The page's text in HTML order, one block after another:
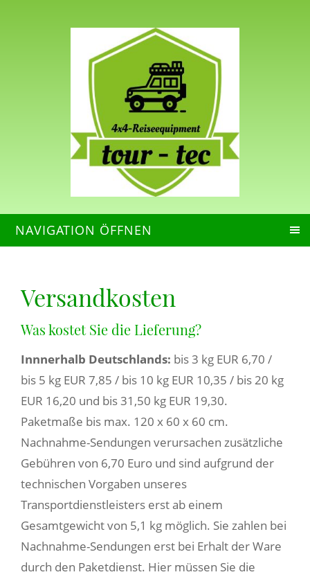
NAVIGATION ÖFFNEN
Versandkosten
Was kostet Sie die Lieferung?
Innnerhalb Deutschlands: bis 3 kg EUR 6,70 /
bis 5 kg EUR 7,85 / bis 10 kg EUR 10,35 / bis 20 kg
EUR 16,20 und bis 31,50 kg EUR 19,30.
Paketmaße bis max. 120 x 60 x 60 cm.
Nachnahme-Sendungen verursachen zusätzliche
Gebühren von 6,70 Euro und sind aufgrund der
technischen Vorgaben unseres
Transportdienstleisters erst ab einem
Gesamtgewicht von 5,1 kg möglich. Sie zahlen bei
Nachnahme-Sendungen erst bei Erhalt der Ware
durch den Paketdienst. Hier müssen Sie die